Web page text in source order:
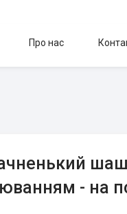
Про нас
- на